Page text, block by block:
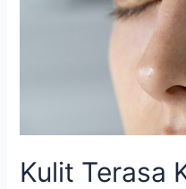
Kulit Terasa